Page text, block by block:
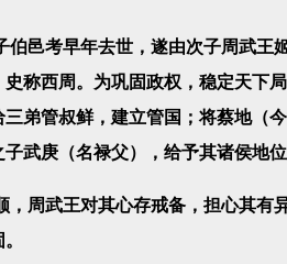
邑考早年去世，遂由次子周武王
称西周。为巩固政权，稳定天下
弟管叔鲜，建立管国；将蔡地（
武庚（名禄父），给予其诸侯地
武王对其心存戒备，担心其有